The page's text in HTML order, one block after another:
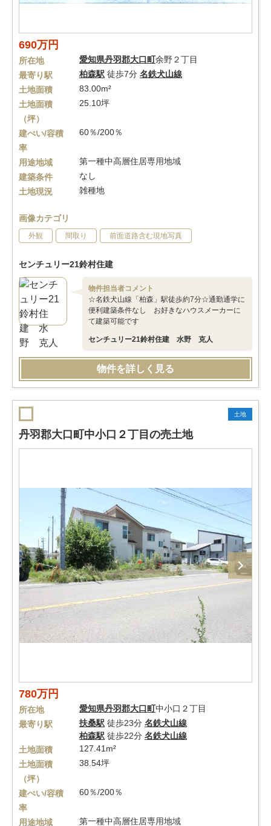
690万円
所在地 愛知県丹羽郡大口町余野２丁目
最寄り駅
柏森駅 徒歩7分 名鉄犬山線
土地面積
83.00m²
土地面積
（坪）
25.10坪
建ぺい/容積
率
60％/200％
用途地域
第一種中高層住居専用地域
建築条件
なし
土地現況
雑種地
画像カテゴリ
外観 間取り 前面道路含む現地写真
センチュリー21鈴村住建
物件担当者コメント
☆名鉄犬山線「柏森」駅徒歩約7分☆通勤通学に
便利建築条件なし お好きなハウスメーカーに
て建築可能です
センチュリー21鈴村住建 水野 克人
物件を詳しく見る
土地
丹羽郡大口町中小口２丁目の売土地
780万円
所在地 愛知県丹羽郡大口町中小口２丁目
最寄り駅
扶桑駅 徒歩23分 名鉄犬山線
柏森駅 徒歩22分 名鉄犬山線
土地面積
127.41m²
土地面積
（坪）
38.54坪
建ぺい/容積
率
60％/200％
用途地域
第一種中高層住居専用地域